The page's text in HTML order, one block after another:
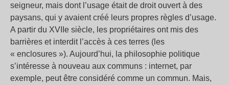
seigneur, mais dont l’usage était de droit ouvert à des
paysans, qui y avaient créé leurs propres règles d’usage.
A partir du XVIIe siècle, les propriétaires ont mis des
barrières et interdit l’accès à ces terres (les
« enclosures »). Aujourd’hui, la philosophie politique
s’intéresse à nouveau aux communs : internet, par
exemple, peut être considéré comme un commun. Mais,